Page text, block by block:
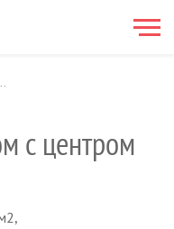
Жовковское предместье
с центром